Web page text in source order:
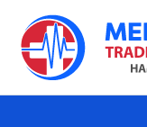
Inhalt
springen